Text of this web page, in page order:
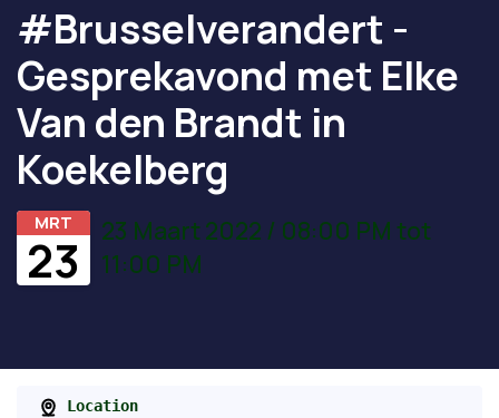
#Brusselverandert -
Gesprekavond met Elke
Van den Brandt in
Koekelberg
MRT
23
23 Maart 2022 / 08:00 PM tot
11:00 PM
Location